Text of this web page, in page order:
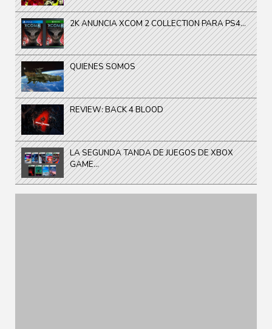
2K ANUNCIA XCOM 2 COLLECTION PARA PS4...
QUIENES SOMOS
REVIEW: BACK 4 BLOOD
LA SEGUNDA TANDA DE JUEGOS DE XBOX
GAME...